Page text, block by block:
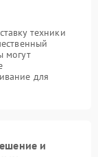
техники
могут
для
и